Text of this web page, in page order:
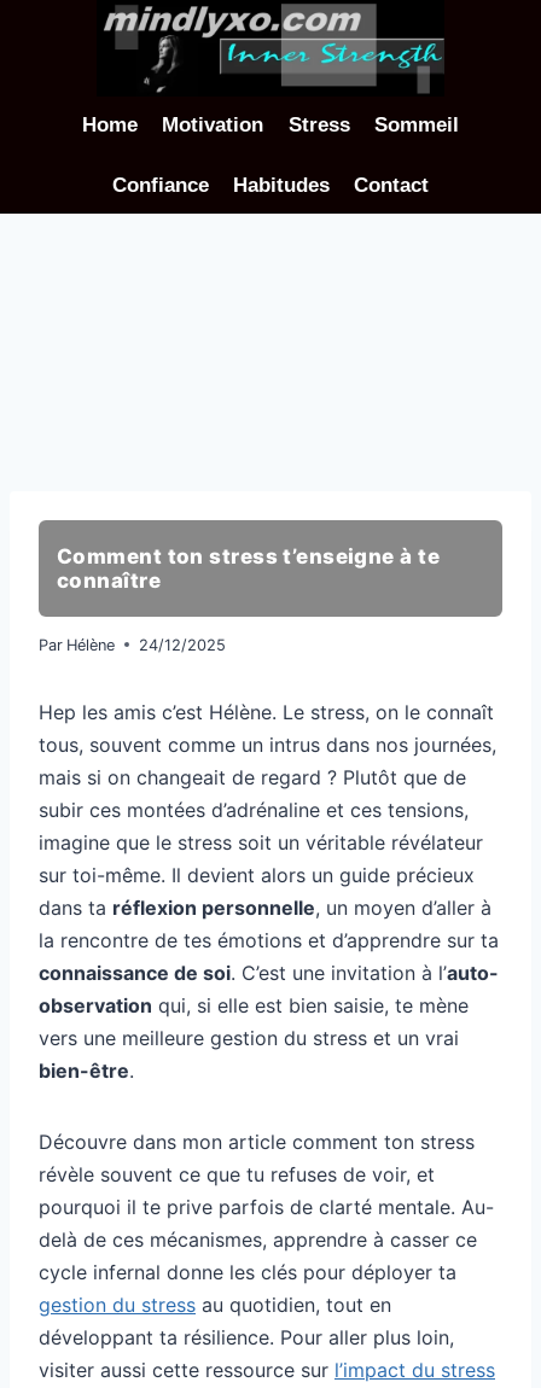
Home Motivation Stress Sommeil
Confiance Habitudes Contact
Comment ton stress t’enseigne à te
connaître
Par Hélène 24/12/2025
Hep les amis c’est Hélène. Le stress, on le connaît
tous, souvent comme un intrus dans nos journées,
mais si on changeait de regard ? Plutôt que de
subir ces montées d’adrénaline et ces tensions,
imagine que le stress soit un véritable révélateur
sur toi-même. Il devient alors un guide précieux
dans ta réflexion personnelle, un moyen d’aller à
la rencontre de tes émotions et d’apprendre sur ta
connaissance de soi. C’est une invitation à l’auto-
observation qui, si elle est bien saisie, te mène
vers une meilleure gestion du stress et un vrai
bien-être.
Découvre dans mon article comment ton stress
révèle souvent ce que tu refuses de voir, et
pourquoi il te prive parfois de clarté mentale. Au-
delà de ces mécanismes, apprendre à casser ce
cycle infernal donne les clés pour déployer ta
gestion du stress au quotidien, tout en
développant ta résilience. Pour aller plus loin,
visiter aussi cette ressource sur l’impact du stress